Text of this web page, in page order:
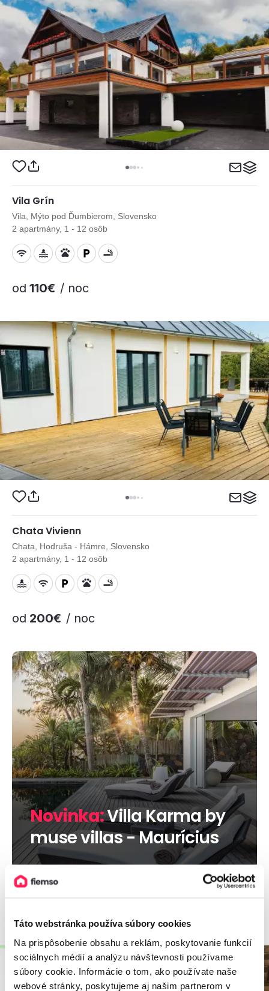
Táto webstránka používa súbory cookies
Na prispôsobenie obsahu a reklám, poskytovanie funkcií
sociálnych médií a analýzu návštevnosti používame
súbory cookie. Informácie o tom, ako používate naše
webové stránky, poskytujeme aj našim partnerom v
Vila Grín
Vila, Mýto pod Ďumbierom, Slovensko
2 apartmány, 1 - 12 osôb
od 110€ / noc
Chata Vivienn
Chata, Hodruša - Hámre, Slovensko
2 apartmány, 1 - 12 osôb
od 200€ / noc
Novinka:Villa Karma by
muse villas - Maurícius